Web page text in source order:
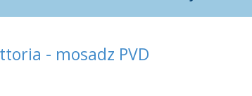
- mosadz PVD